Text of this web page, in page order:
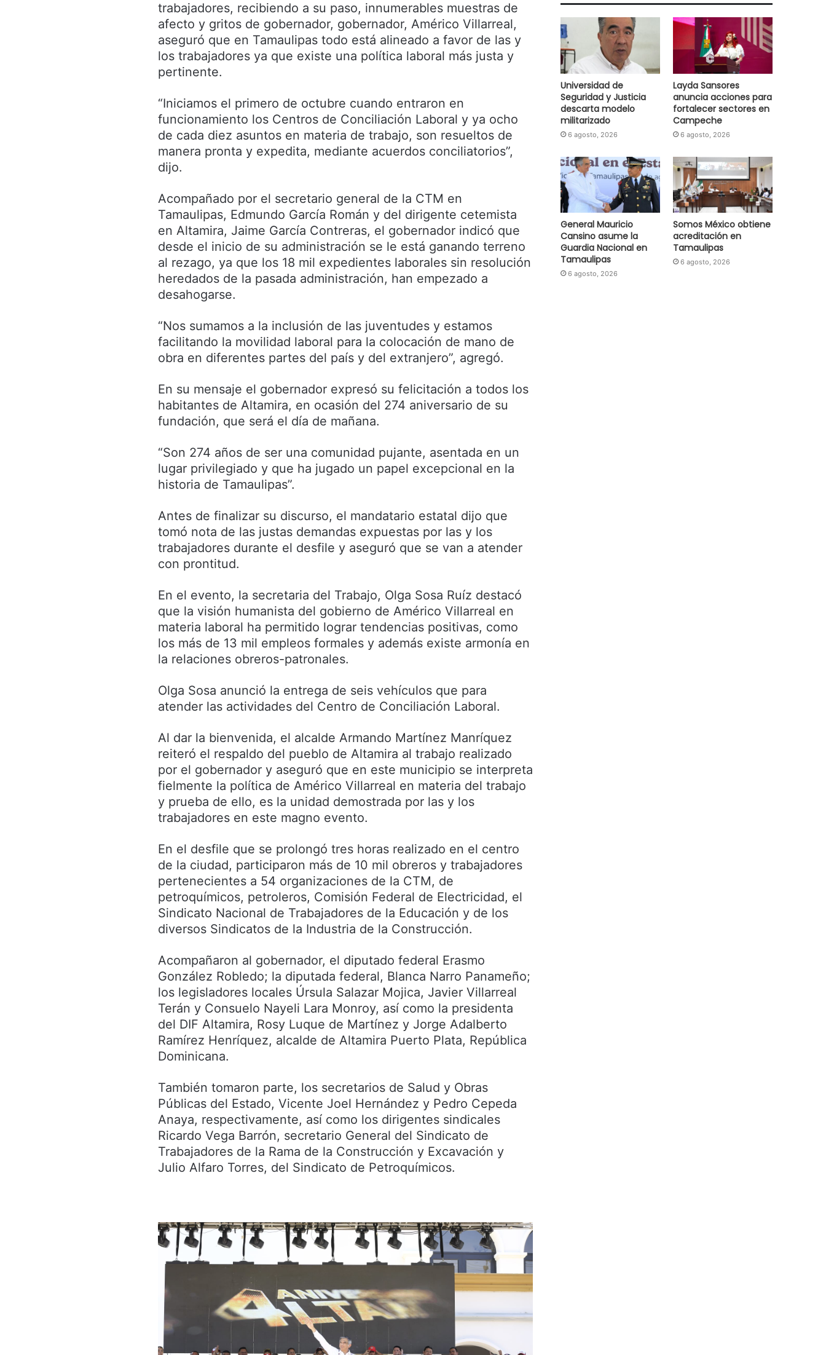
trabajadores, recibiendo a su paso, innumerables muestras de
afecto y gritos de gobernador, gobernador, Américo Villarreal,
aseguró que en Tamaulipas todo está alineado a favor de las y
los trabajadores ya que existe una política laboral más justa y
pertinente.
“Iniciamos el primero de octubre cuando entraron en
funcionamiento los Centros de Conciliación Laboral y ya ocho
de cada diez asuntos en materia de trabajo, son resueltos de
manera pronta y expedita, mediante acuerdos conciliatorios”,
dijo.
Acompañado por el secretario general de la CTM en
Tamaulipas, Edmundo García Román y del dirigente cetemista
en Altamira, Jaime García Contreras, el gobernador indicó que
desde el inicio de su administración se le está ganando terreno
al rezago, ya que los 18 mil expedientes laborales sin resolución
heredados de la pasada administración, han empezado a
desahogarse.
“Nos sumamos a la inclusión de las juventudes y estamos
facilitando la movilidad laboral para la colocación de mano de
obra en diferentes partes del país y del extranjero”, agregó.
En su mensaje el gobernador expresó su felicitación a todos los
habitantes de Altamira, en ocasión del 274 aniversario de su
fundación, que será el día de mañana.
“Son 274 años de ser una comunidad pujante, asentada en un
lugar privilegiado y que ha jugado un papel excepcional en la
historia de Tamaulipas”.
Antes de finalizar su discurso, el mandatario estatal dijo que
tomó nota de las justas demandas expuestas por las y los
trabajadores durante el desfile y aseguró que se van a atender
con prontitud.
En el evento, la secretaria del Trabajo, Olga Sosa Ruíz destacó
que la visión humanista del gobierno de Américo Villarreal en
materia laboral ha permitido lograr tendencias positivas, como
los más de 13 mil empleos formales y además existe armonía en
la relaciones obreros-patronales.
Olga Sosa anunció la entrega de seis vehículos que para
atender las actividades del Centro de Conciliación Laboral.
Al dar la bienvenida, el alcalde Armando Martínez Manríquez
reiteró el respaldo del pueblo de Altamira al trabajo realizado
por el gobernador y aseguró que en este municipio se interpreta
fielmente la política de Américo Villarreal en materia del trabajo
y prueba de ello, es la unidad demostrada por las y los
trabajadores en este magno evento.
En el desfile que se prolongó tres horas realizado en el centro
de la ciudad, participaron más de 10 mil obreros y trabajadores
pertenecientes a 54 organizaciones de la CTM, de
petroquímicos, petroleros, Comisión Federal de Electricidad, el
Sindicato Nacional de Trabajadores de la Educación y de los
diversos Sindicatos de la Industria de la Construcción.
Acompañaron al gobernador, el diputado federal Erasmo
González Robledo; la diputada federal, Blanca Narro Panameño;
los legisladores locales Úrsula Salazar Mojica, Javier Villarreal
Terán y Consuelo Nayeli Lara Monroy, así como la presidenta
del DIF Altamira, Rosy Luque de Martínez y Jorge Adalberto
Ramírez Henríquez, alcalde de Altamira Puerto Plata, República
Dominicana.
También tomaron parte, los secretarios de Salud y Obras
Públicas del Estado, Vicente Joel Hernández y Pedro Cepeda
Anaya, respectivamente, así como los dirigentes sindicales
Ricardo Vega Barrón, secretario General del Sindicato de
Trabajadores de la Rama de la Construcción y Excavación y
Julio Alfaro Torres, del Sindicato de Petroquímicos.
Universidad de
Seguridad y Justicia
descarta modelo
militarizado
6 agosto, 2026
Layda Sansores
anuncia acciones para
fortalecer sectores en
Campeche
6 agosto, 2026
General Mauricio
Cansino asume la
Guardia Nacional en
Tamaulipas
6 agosto, 2026
Somos México obtiene
acreditación en
Tamaulipas
6 agosto, 2026